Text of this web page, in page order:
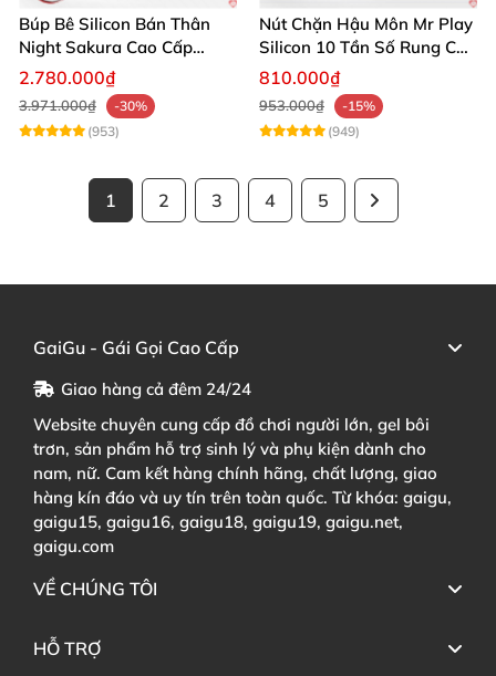
Búp Bê Silicon Bán Thân
Night Sakura Cao Cấp
Rung Đa Chức Năng
2.780.000₫
3.971.000₫
-30%
(953)
Nút Chặn Hậu Môn Mr Play
Silicon 10 Tần Số Rung Cao
Cấp
810.000₫
953.000₫
-15%
(949)
1 2 3 4 5
GaiGu - Gái Gọi Cao Cấp
Giao hàng cả đêm 24/24
Website chuyên cung cấp đồ chơi người lớn, gel bôi
trơn, sản phẩm hỗ trợ sinh lý và phụ kiện dành cho
nam, nữ. Cam kết hàng chính hãng, chất lượng, giao
hàng kín đáo và uy tín trên toàn quốc. Từ khóa: gaigu,
gaigu15, gaigu16, gaigu18, gaigu19, gaigu.net,
gaigu.com
VỀ CHÚNG TÔI
HỖ TRỢ